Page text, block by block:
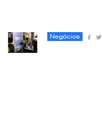
Negócios